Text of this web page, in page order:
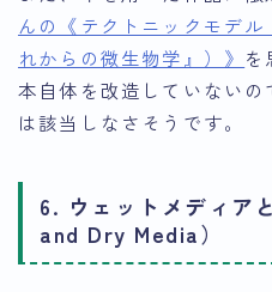
んの《テクトニックモデ
れからの微生物学』）》 を
本自体を改造していない
は該当しなさそうです。
6. ウェットメディア
and Dry Media）